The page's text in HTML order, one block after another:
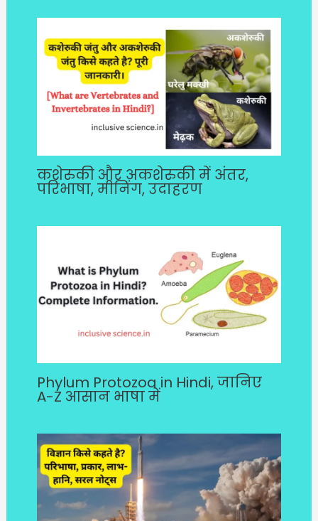
कशेरुकी और अकशेरुकी में अंतर,
परिभाषा, मीनिंग, उदाहरण
Phylum Protozoa in Hindi, जानिए
A-Z आसान भाषा में